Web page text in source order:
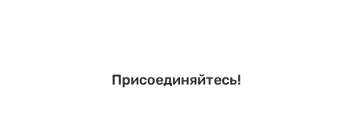
Присоединяйтесь!